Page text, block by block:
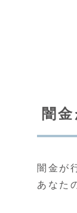
闇
闇金が
あなた